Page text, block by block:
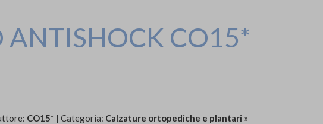
ANTISHOCK CO15*
CO15* | Categoria: Calzature ortopediche e plantari »